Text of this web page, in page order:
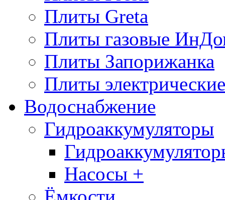
Плиты Greta
Плиты газовые
Плиты Запорижанка
Плиты
Водоснабжение
Гидроаккумуляторы
Насосы +